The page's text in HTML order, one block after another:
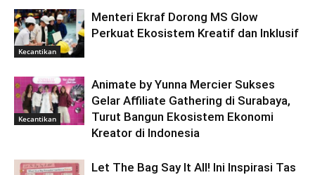
Kecantikan
Menteri Ekraf Dorong MS Glow
Perkuat Ekosistem Kreatif dan Inklusif
Kecantikan
Animate by Yunna Mercier Sukses
Gelar Affiliate Gathering di Surabaya,
Turut Bangun Ekosistem Ekonomi
Kreator di Indonesia
Let The Bag Say It All! Ini Inspirasi Tas